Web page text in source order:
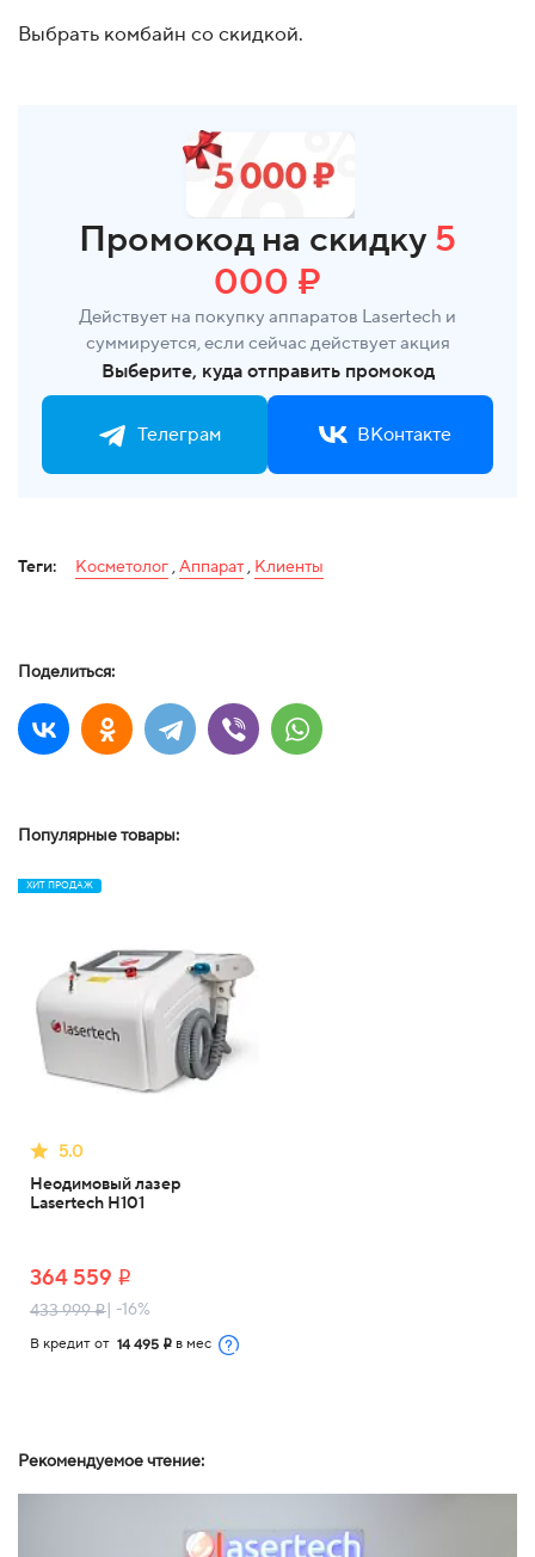
Выбрать комбайн со скидкой.
Промокод на скидку 5
000 ₽
Действует на покупку аппаратов Lasertech и
суммируется, если сейчас действует акция
Выберите, куда отправить промокод
Телеграм ВКонтакте
Теги: Косметолог,Аппарат, Клиенты
Поделиться:
Популярные товары:
ХИТ ПРОДАЖ
5.0
Неодимовый лазер
Lasertech H101
364 559 i
433 999i | -16%
В кредит от 14 495 i в мес
Рекомендуемое чтение: